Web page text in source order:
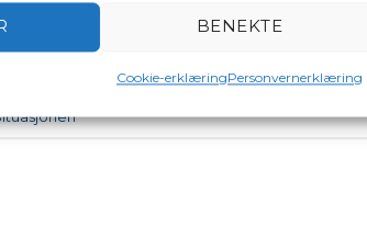
BENEKTE
Cookie-erklæringPersonvernerklæring
LES SAKEN